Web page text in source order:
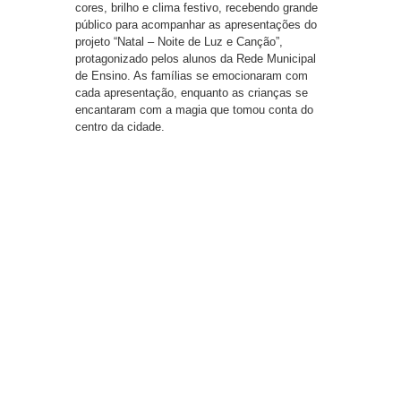
cores, brilho e clima festivo, recebendo grande
público para acompanhar as apresentações do
projeto “Natal – Noite de Luz e Canção”,
protagonizado pelos alunos da Rede Municipal
de Ensino. As famílias se emocionaram com
cada apresentação, enquanto as crianças se
encantaram com a magia que tomou conta do
centro da cidade.